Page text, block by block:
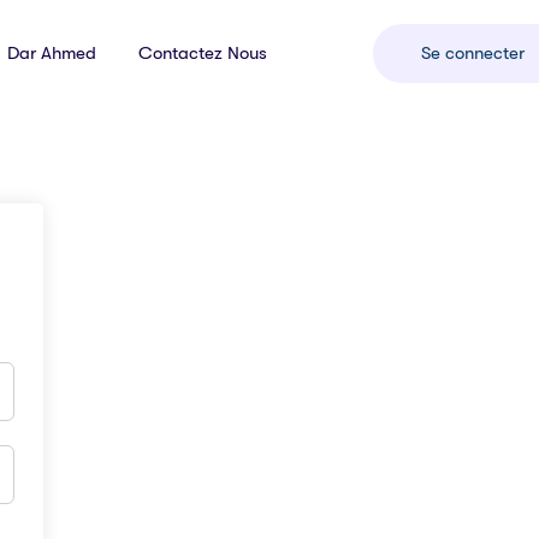
Dar Ahmed Contactez Nous Se connecter